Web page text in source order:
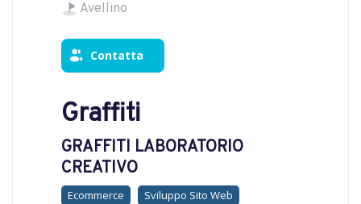
Avellino
Contatta
Graffiti
GRAFFITI LABORATORIO
CREATIVO
Ecommerce
Sviluppo Sito Web